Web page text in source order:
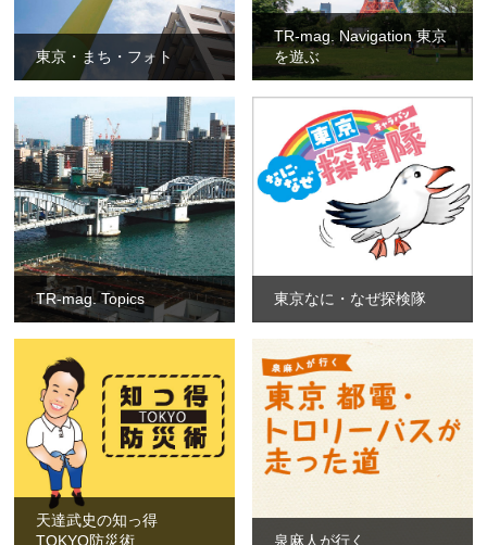
東京・まち・フォト
TR-mag. Navigation 東京
を遊ぶ
TR-mag. Topics 東京なに・なぜ探検隊
天達武史の知っ得
TOKYO防災術
泉麻人が行く